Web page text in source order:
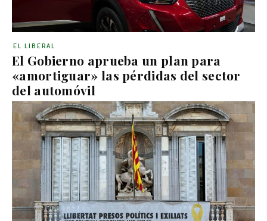
El Gobierno aprueba un plan para
«amortiguar» las pérdidas del sector
del automóvil
EL LIBERAL